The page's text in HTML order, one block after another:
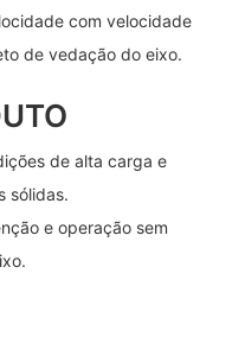
com velocidade
de vedação do eixo.
de alta carga e
sólidas.
e operação sem